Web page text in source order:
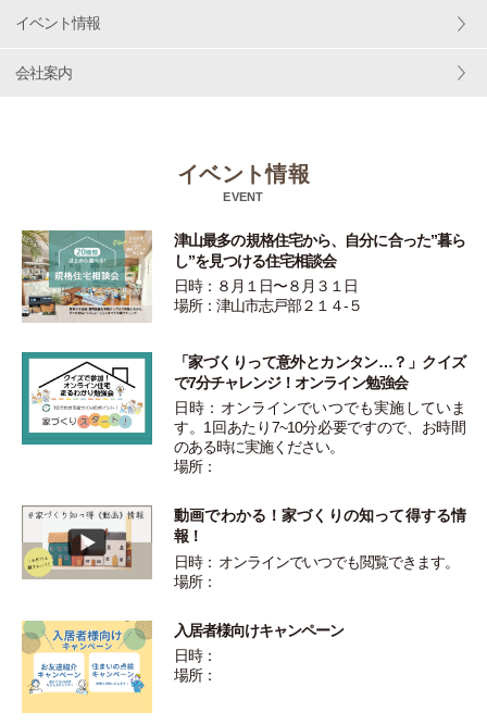
イベント情報
会社案内
イベント情報
EVENT
津山最多の規格住宅から、自分に合った”暮ら
し”を見つける住宅相談会
日時：８月１日〜８月３１日
場所：津山市志戸部２１４-５
「家づくりって意外とカンタン…？」クイズ
で7分チャレンジ！オンライン勉強会
日時：オンラインでいつでも実施していま
す。1回あたり7~10分必要ですので、お時間
のある時に実施ください。
場所：
動画でわかる！家づくりの知って得する情
報！
日時： オンラインでいつでも閲覧できます。
場所：
入居者様向けキャンペーン
日時：
場所：